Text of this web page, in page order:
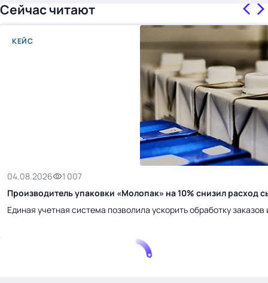
Сейчас читают
КЕЙС
04.08.2026
1 007
Производитель упаковки «Молопак» на 10% снизил расход
Единая учетная система позволила ускорить обработку